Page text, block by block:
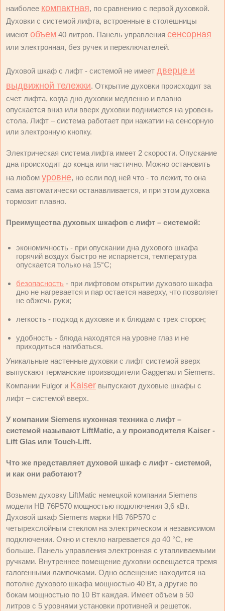
наиболее компактная, по сравнению с первой духовкой.
Духовки с системой лифта, встроенные в столешницы
имеют объем 40 литров. Панель управления сенсорная
или электронная, без ручек и переключателей.
Духовой шкаф с лифт - системой не имеет дверце и
выдвижной тележки. Открытие духовки происходит за
счет лифта, когда дно духовки медленно и плавно
опускается вниз или вверх духовки поднимется на уровень
стола. Лифт – система работает при нажатии на сенсорную
или электронную кнопку.
Электрическая система лифта имеет 2 скорости. Опускание
дна происходит до конца или частично. Можно остановить
на любом уровне, но если под ней что - то лежит, то она
сама автоматически останавливается, и при этом духовка
тормозит плавно.
Преимущества духовых шкафов с лифт – системой:
экономичность - при опускании дна духового шкафа
горячий воздух быстро не испаряется, температура
опускается только на 15°C;
безопасность - при лифтовом открытии духового шкафа
дно не нагревается и пар остается наверху, что позволяет
не обжечь руки;
легкость - подход к духовке и к блюдам с трех сторон;
удобность - блюда находятся на уровне глаз и не
приходиться нагибаться.
Уникальные настенные духовки с лифт системой вверх
выпускают германские производители Gaggenau и Siemens.
Компании Fulgor и Kaiser выпускают духовые шкафы с
лифт – системой вверх.
У компании Siemens кухонная техника с лифт –
системой называют LiftMatic, а у производителя Kaiser -
Lift Glas или Touch-Lift.
Что же представляет духовой шкаф с лифт - системой,
и как они работают?
Возьмем духовку LiftMatic немецкой компании Siemens
модели HB 76P570 мощностью подключения 3,6 кВт.
Духовой шкаф Siemens марки HB 76P570 с
четырехслойным стеклом на электрическом и независимом
подключении. Окно и стекло нагревается до 40 °C, не
больше. Панель управления электронная с утапливаемыми
ручками. Внутреннее помещение духовки освещается тремя
галогенными лампочками. Одно освещение находится на
потолке духового шкафа мощностью 40 Вт, а другие по
бокам мощностью по 10 Вт каждая. Имеет объем в 50
литров с 5 уровнями установки противней и решеток.